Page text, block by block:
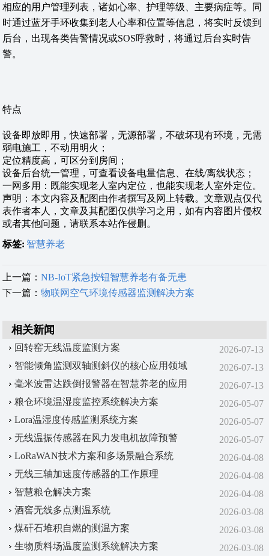
相应的用户管理列表，诸如心率、护理等级、主要病症等。同
时通过蓝牙手环收集到老人心率和位置等信息，将实时反馈到
后台，出现各类告警情况或SOS呼救时，将通过后台实时告
警。
特点
设备即放即用，快速部署，无源部署，不破坏现有环境，无需
弱电施工，不动用明火；
定位精度高，可区分到房间；
设备后台统一管理，可查看设备电量信息、在线/离线状态；
一网多用：既能实现老人室内定位，也能实现老人室外定位。
声明：本文内容及配图由作者撰写及网上转载。文章观点仅代
表作者本人，文章及其配图仅供学习之用，如有内容图片侵权
或者其他问题，请联系本站作侵删。
标签: 智慧养老
上一篇：NB-IoT紧急按钮智慧养老有备无患
下一篇：物联网空气环境传感器监测解决方案
相关新闻
2026-07-13
回转窑无线温度监测方案
2026-07-13
智能倾角监测双轴测斜仪的核心应用领域
2026-07-13
毫米波雷达跌倒报警器在智慧养老的应用
2026-05-07
粮仓环境温湿度监控系统解决方案
2026-05-07
Lora温湿度传感监测系统方案
2026-05-07
无线温振传感器在风力发电机故障预警
2026-04-08
LoRaWAN技术方案‌和‌多场景融合系统‌
2026-04-08
无线三轴加速度传感器的工作原理
2026-04-08
智慧粮仓解决方案
2026-03-08
酒窖无线多点测温系统
2026-03-08
煤矸石堆积自燃的测温方案
2026-03-08
生物质料场温度监测系统解决方案